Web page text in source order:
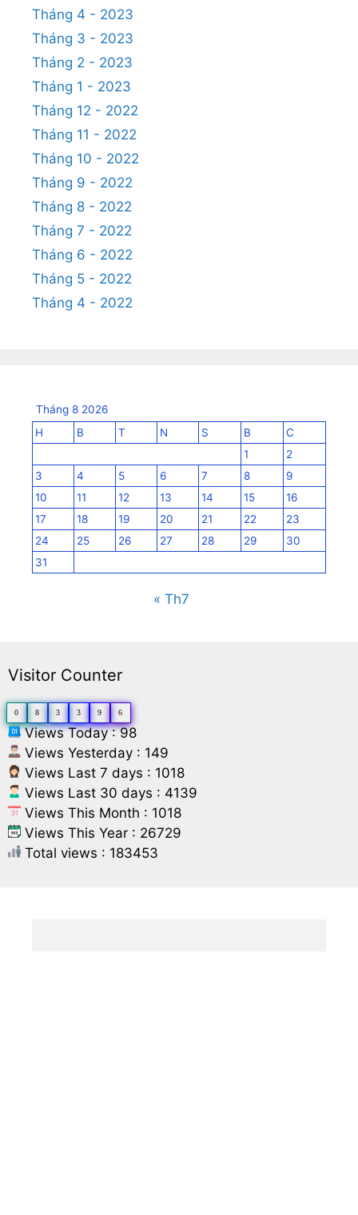
Tháng 4 - 2023
Tháng 3 - 2023
Tháng 2 - 2023
Tháng 1 - 2023
Tháng 12 - 2022
Tháng 11 - 2022
Tháng 10 - 2022
Tháng 9 - 2022
Tháng 8 - 2022
Tháng 7 - 2022
Tháng 6 - 2022
Tháng 5 - 2022
Tháng 4 - 2022
Tháng 8 2026
H
B T N S B
C
1
2
3
4 5 6 7 8
9
10
11 12 13 14 15
16
17
18 19 20 21 22
23
24
25 26 27 28 29
30
31
« Th7
Visitor Counter
0 8 3 3 9 6
Views Today : 98
Views Yesterday : 149
Views Last 7 days : 1018
Views Last 30 days : 4139
Views This Month : 1018
Views This Year : 26729
Total views : 183453